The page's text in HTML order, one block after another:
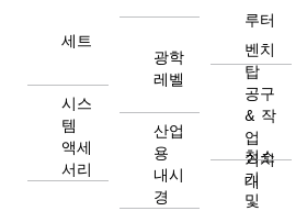
세트
시스
템
액세
서리
광학
레벨
산업
용
내시
경
루터
벤치
탑
공구
& 작
업
거치
대
청소
기
및